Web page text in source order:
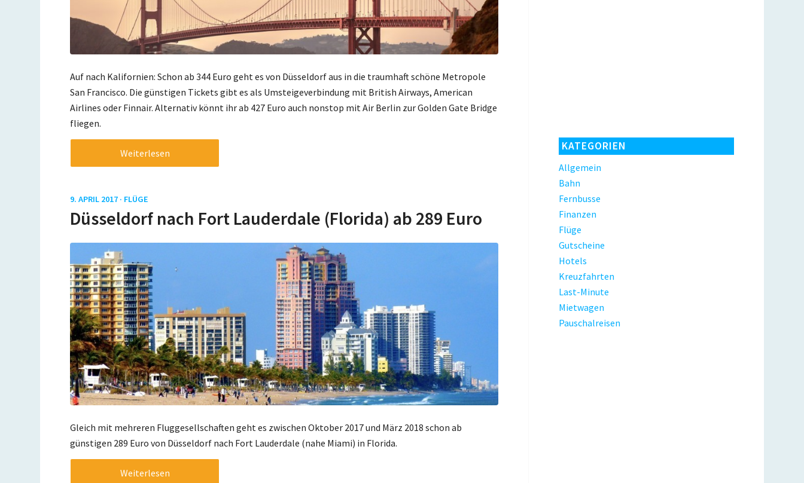
Auf nach Kalifornien: Schon ab 344 Euro geht es von Düsseldorf aus in die traumhaft schöne Metropole
San Francisco. Die günstigen Tickets gibt es als Umsteigeverbindung mit British Airways, American
Airlines oder Finnair. Alternativ könnt ihr ab 427 Euro auch nonstop mit Air Berlin zur Golden Gate Bridge
fliegen.
Weiterlesen
9. APRIL 2017 · FLÜGE
Düsseldorf nach Fort Lauderdale (Florida) ab 289 Euro
Gleich mit mehreren Fluggesellschaften geht es zwischen Oktober 2017 und März 2018 schon ab
günstigen 289 Euro von Düsseldorf nach Fort Lauderdale (nahe Miami) in Florida.
Weiterlesen
KATEGORIEN
Allgemein
Bahn
Fernbusse
Finanzen
Flüge
Gutscheine
Hotels
Kreuzfahrten
Last-Minute
Mietwagen
Pauschalreisen